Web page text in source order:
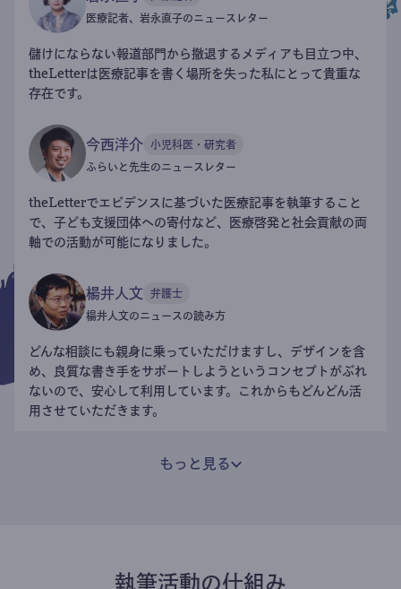
医療記者、岩永直子のニュースレター
儲けにならない報道部門から撤退するメディアも目立つ中、
theLetterは医療記事を書く場所を失った私にとって貴重な
存在です。
今西洋介 小児科医・研究者
ふらいと先生のニュースレター
theLetterでエビデンスに基づいた医療記事を執筆すること
で、子ども支援団体への寄付など、医療啓発と社会貢献の両
軸での活動が可能になりました。
楊井人文 弁護士
楊井人文のニュースの読み方
どんな相談にも親身に乗っていただけますし、デザインを含
め、良質な書き手をサポートしようというコンセプトがぶれ
ないので、安心して利用しています。これからもどんどん活
用させていただきます。
もっと見る
執筆活動の仕組み